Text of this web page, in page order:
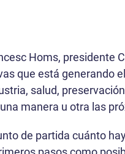
Homs, presidente
que está generando
salud,
manera u otra las
de partida cuánto